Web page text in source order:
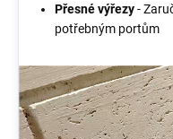
Přesné výřezy-
potřebným portům